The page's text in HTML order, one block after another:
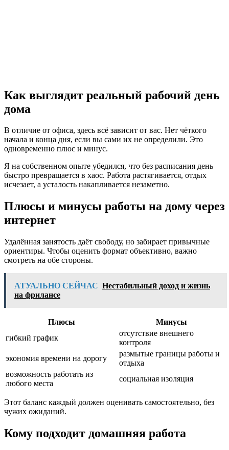
Как выглядит реальный рабочий день
дома
В отличие от офиса, здесь всё зависит от вас. Нет чёткого
начала и конца дня, если вы сами их не определили. Это
одновременно плюс и минус.
Я на собственном опыте убедился, что без расписания день
быстро превращается в хаос. Работа растягивается, отдых
исчезает, а усталость накапливается незаметно.
Плюсы и минусы работы на дому через
интернет
Удалённая занятость даёт свободу, но забирает привычные
ориентиры. Чтобы оценить формат объективно, важно
смотреть на обе стороны.
АТУАЛЬНО СЕЙЧАС Нестабильный доход и жизнь
на фрилансе
Плюсы
Минусы
гибкий график
отсутствие внешнего
контроля
экономия времени на дорогу
размытые границы работы и
отдыха
возможность работать из
любого места
социальная изоляция
Этот баланс каждый должен оценивать самостоятельно, без
чужих ожиданий.
Кому подходит домашняя работа